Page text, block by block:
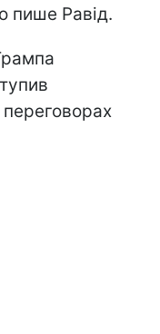
пише Равід.